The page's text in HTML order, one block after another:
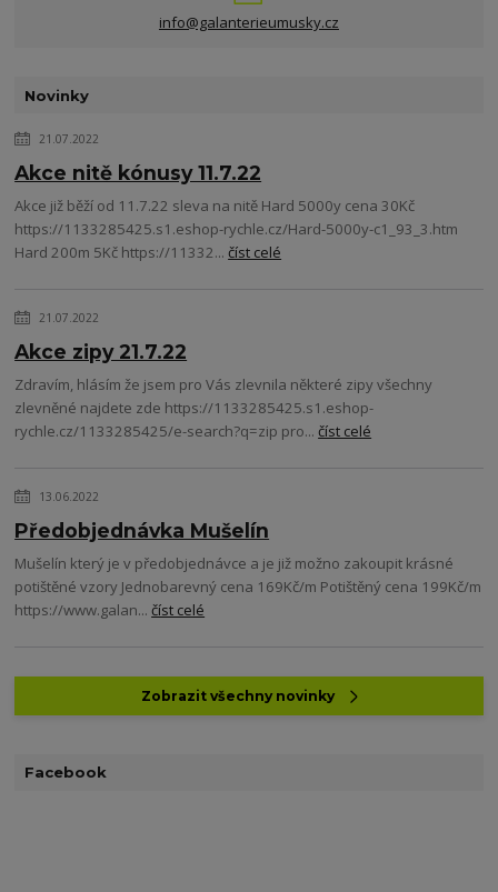
info@galanterieumusky.cz
Novinky
21.07.2022
Akce nitě kónusy 11.7.22
Akce již běží od 11.7.22 sleva na nitě Hard 5000y cena 30Kč
https://1133285425.s1.eshop-rychle.cz/Hard-5000y-c1_93_3.htm
Hard 200m 5Kč https://11332...číst celé
21.07.2022
Akce zipy 21.7.22
Zdravím, hlásím že jsem pro Vás zlevnila některé zipy všechny
zlevněné najdete zde https://1133285425.s1.eshop-
rychle.cz/1133285425/e-search?q=zip pro...číst celé
13.06.2022
Předobjednávka Mušelín
Mušelín který je v předobjednávce a je již možno zakoupit krásné
potištěné vzory Jednobarevný cena 169Kč/m Potištěný cena 199Kč/m
https://www.galan...číst celé
Zobrazit všechny novinky
Facebook